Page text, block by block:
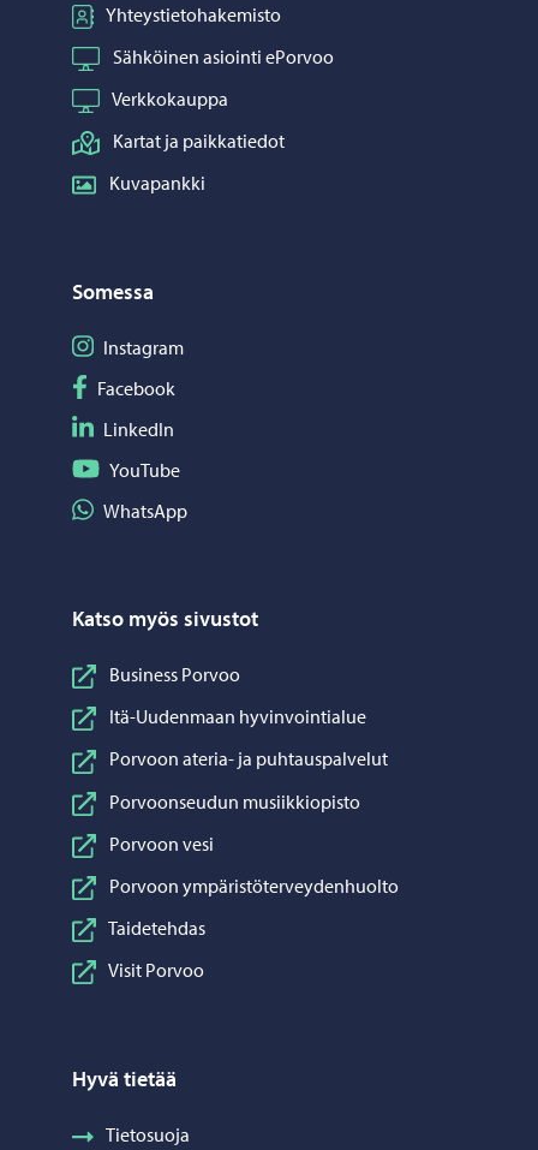
Yhteystietohakemisto
Sähköinen asiointi ePorvoo
Verkkokauppa
Kartat ja paikkatiedot
Kuvapankki
Somessa
Seuraa Instagram
Instagram
Seuraa Facebook
Facebook
Seuraa LinkedIn
LinkedIn
Seuraa YouTube
YouTube
Jaa WhatsApp
WhatsApp
Katso myös sivustot
Business Porvoo
Itä-Uudenmaan hyvinvointialue
Porvoon ateria- ja puhtauspalvelut
Porvoonseudun musiikkiopisto
Porvoon vesi
Porvoon ympäristöterveydenhuolto
Taidetehdas
Visit Porvoo
Hyvä tietää
Tietosuoja